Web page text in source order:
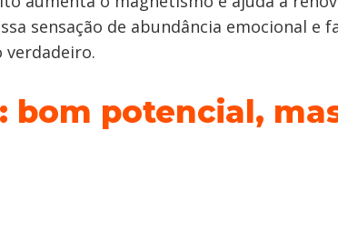
sensação de abundância emocional e
verdadeiro.
bom potencial,